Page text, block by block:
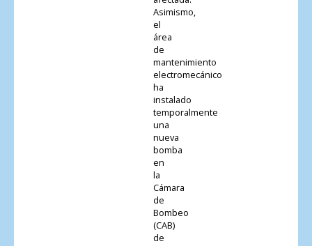
Asimismo,
el
área
de
mantenimiento
electromecánico
ha
instalado
temporalmente
una
nueva
bomba
en
la
Cámara
de
Bombeo
(CAB)
de